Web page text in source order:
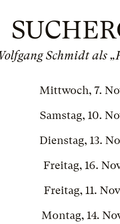
Schmidt als
Mittwoch, 7.
Samstag, 10.
Dienstag, 13.
Freitag, 16.
Freitag, 11.
Montag, 14.